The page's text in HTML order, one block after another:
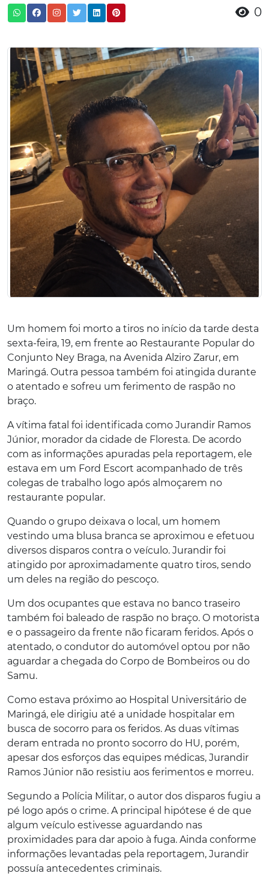
0
Um homem foi morto a tiros no início da tarde desta
sexta-feira, 19, em frente ao Restaurante Popular do
Conjunto Ney Braga, na Avenida Alziro Zarur, em
Maringá. Outra pessoa também foi atingida durante
o atentado e sofreu um ferimento de raspão no
braço.
A vítima fatal foi identificada como Jurandir Ramos
Júnior, morador da cidade de Floresta. De acordo
com as informações apuradas pela reportagem, ele
estava em um Ford Escort acompanhado de três
colegas de trabalho logo após almoçarem no
restaurante popular.
Quando o grupo deixava o local, um homem
vestindo uma blusa branca se aproximou e efetuou
diversos disparos contra o veículo. Jurandir foi
atingido por aproximadamente quatro tiros, sendo
um deles na região do pescoço.
Um dos ocupantes que estava no banco traseiro
também foi baleado de raspão no braço. O motorista
e o passageiro da frente não ficaram feridos. Após o
atentado, o condutor do automóvel optou por não
aguardar a chegada do Corpo de Bombeiros ou do
Samu.
Como estava próximo ao Hospital Universitário de
Maringá, ele dirigiu até a unidade hospitalar em
busca de socorro para os feridos. As duas vítimas
deram entrada no pronto socorro do HU, porém,
apesar dos esforços das equipes médicas, Jurandir
Ramos Júnior não resistiu aos ferimentos e morreu.
Segundo a Polícia Militar, o autor dos disparos fugiu a
pé logo após o crime. A principal hipótese é de que
algum veículo estivesse aguardando nas
proximidades para dar apoio à fuga. Ainda conforme
informações levantadas pela reportagem, Jurandir
possuía antecedentes criminais.